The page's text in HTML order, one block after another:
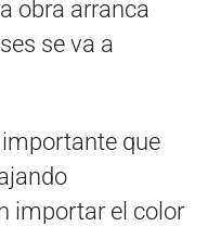
obra arranca
se va a
importante que
importar el color